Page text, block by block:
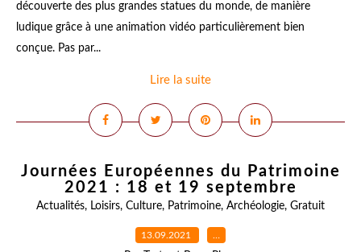
découverte des plus grandes statues du monde, de manière
ludique grâce à une animation vidéo particulièrement bien
conçue. Pas par...
Lire la suite
Journées Européennes du Patrimoine
2021 : 18 et 19 septembre
Actualités, Loisirs, Culture, Patrimoine, Archéologie, Gratuit
13.09.2021 …